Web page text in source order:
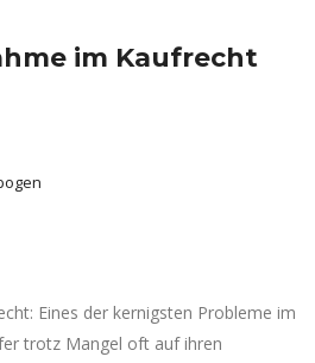
im Kaufrecht